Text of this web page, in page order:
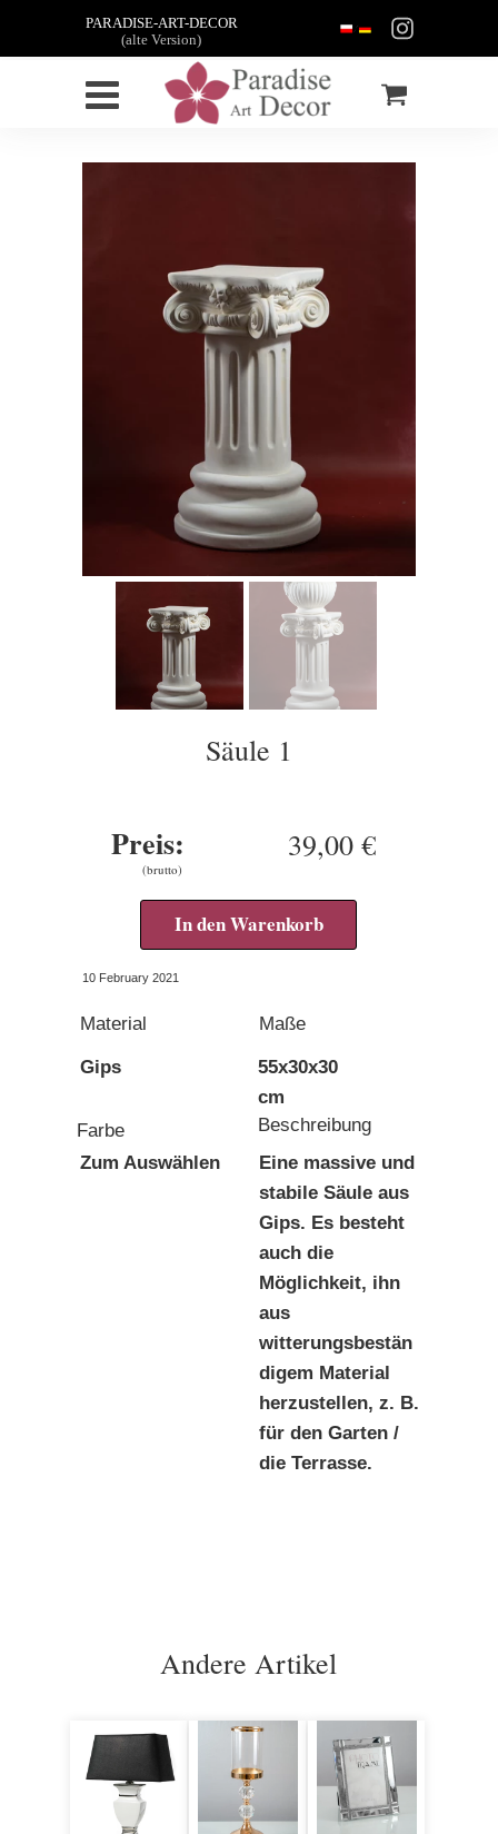
PARADISE-ART-DECOR
(alte Version)
39,00 €
Gips
Material Maße
Beschreibung
Preis:
(brutto)
In den Warenkorb
55x30x30
cm
Eine massive und
stabile Säule aus
Gips. Es besteht
auch die
Möglichkeit, ihn
aus
witterungsbestän
digem Material
herzustellen, z. B.
für den Garten /
die Terrasse.
Zum Auswählen
Farbe
Säule 1
10 February 2021
Andere Artikel